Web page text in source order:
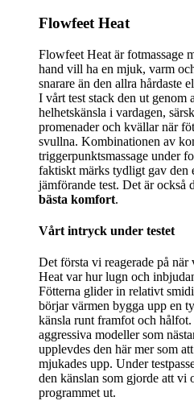
Flowfeet Heat
Flowfeet Heat är fotmassage
hand vill ha en mjuk, varm
snarare än den allra hårdaste
I vårt test stack den ut genom
helhetskänsla i vardagen,
promenader och kvällar när
svullna. Kombinationen av
triggerpunktsmassage under
faktiskt märks tydligt gav den
jämförande test. Det är också
bästa komfort.
Vårt intryck under testet
Det första vi reagerade på
Heat var hur lugn och
Fötterna glider in relativt
börjar värmen bygga upp en
känsla runt framfot och
aggressiva modeller som
upplevdes den här mer som
mjukades upp. Under
den känslan som gjorde att vi
programmet ut.